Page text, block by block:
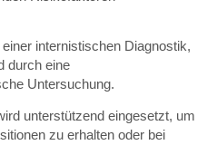
internistischen Diagnostik,
durch eine
Untersuchung.
unterstützend eingesetzt, um
zu erhalten oder bei